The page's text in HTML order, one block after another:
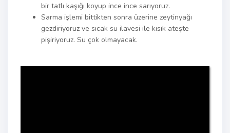
bir tatlı kaşığı koyup ince ince sarıyoruz.
Sarma işlemi bittikten sonra üzerine zeytinyağı
gezdiriyoruz ve sıcak su ilavesi ile kısık ateşte
pişiriyoruz. Su çok olmayacak.